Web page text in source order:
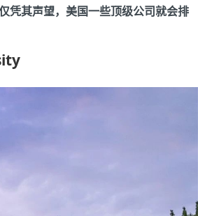
凭其声望，美国一些顶级公司就会排